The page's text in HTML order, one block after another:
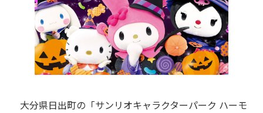
大分県日出町の「サンリオキャラクターパーク ハーモ